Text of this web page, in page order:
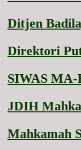
Ditjen
Direktori
SIWAS
JDIH
Mahkamah